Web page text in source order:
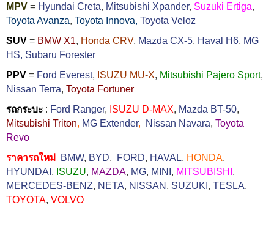
MPV = Hyundai Creta, Mitsubishi Xpander, Suzuki Ertiga,
Toyota Avanza, Toyota Innova, Toyota Veloz
SUV = BMW X1, Honda CRV, Mazda CX-5, Haval H6, MG
HS, Subaru Forester
PPV = Ford Everest, ISUZU MU-X, Mitsubishi Pajero Sport,
Nissan Terra, Toyota Fortuner
รถกระบะ : Ford Ranger, ISUZU D-MAX, Mazda BT-50,
Mitsubishi Triton, MG Extender, Nissan Navara, Toyota
Revo
ราคารถใหม่ BMW, BYD, FORD, HAVAL, HONDA,
HYUNDAI , ISUZU, MAZDA, MG, MINI , MITSUBISHI ,
MERCEDES-BENZ, NETA, NISSAN , SUZUKI , TESLA,
TOYOTA, VOLVO